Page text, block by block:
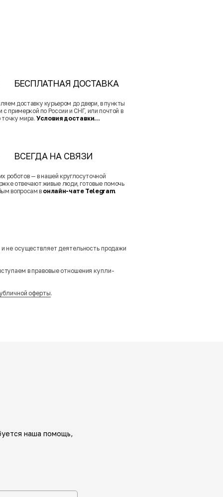
БЕСПЛАТНАЯ ДОСТАВКА
доставку курьером до двери, в пункты
с примеркой по России и СНГ, или почтой в
мира.Условия доставки...
ВСЕГДА НА СВЯЗИ
роботов — в нашей круглосуточной
отвечают живые люди, готовые помочь
вопросам в онлайн-чате Telegram.
не осуществляет деятельность продажи
в правовые отношения купли-
оферты.
наша помощь,